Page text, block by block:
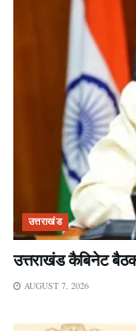
उत्तराखंड
उत्तराखंड कैबिनेट
AUGUST 7, 2026